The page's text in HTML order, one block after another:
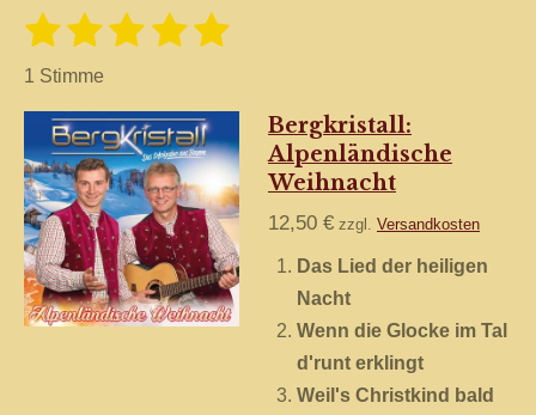
S
t
e
n
e
n
B
r
t
u
n
g
:
1
S
t
e
r
n
2
S
t
e
r
n
e
3
t
e
r
n
e
4
t
e
r
n
e
5
t
e
r
n
e
B
r
u
n
g
a
b
s
e
n
d
1 Stimme
Bergkristall:
Alpenländische
Weihnacht
12,50 € zzgl. Versandkosten
Das Lied der heiligen
Nacht
Wenn die Glocke im Tal
d'runt erklingt
Weil's Christkind bald